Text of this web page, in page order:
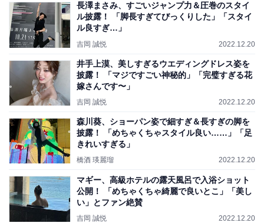
長澤まさみ、すごいジャンプ力＆圧巻のスタイ
ル披露！ 「脚長すぎてびっくりした」「スタイ
ル良すぎ…」
吉岡 誠悦 2022.12.20
井手上漠、美しすぎるウエディングドレス姿を
披露！ 「マジですごい神秘的」「完璧すぎる花
嫁さんです〜」
吉岡 誠悦 2022.12.20
森川葵、ショーパン姿で細すぎ＆長すぎの脚を
披露！ 「めちゃくちゃスタイル良い……」「足
きれいすぎる」
橋酒 瑛麗瑠 2022.12.20
マギー、高級ホテルの露天風呂で入浴ショット
公開！ 「めちゃくちゃ綺麗で良いとこ」「美し
い」とファン絶賛
吉岡 誠悦 2022.12.20